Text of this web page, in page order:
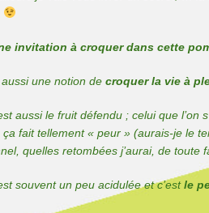
invitation à croquer dans cette
une notion de croquer la vie à
aussi le fruit défendu ; celui que
fait tellement « peur » (aurais-je le
quelles retombées j’aurai, de toute
souvent un peu acidulée et c’estle